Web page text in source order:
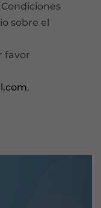
sobre el
favor
.